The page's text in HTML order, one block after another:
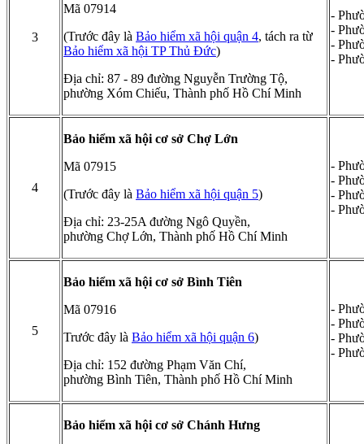
3
Mã 07914
(Trước đây là Bảo hiểm xã hội quận 4, tách ra từ
Bảo hiểm xã hội TP Thủ Đức)
Địa chỉ: 87 - 89 đường Nguyễn Trường Tộ,
phường Xóm Chiếu, Thành phố Hồ Chí Minh
-
-
-
-
4
Bảo hiểm xã hội cơ sở Chợ Lớn
Mã 07915
(Trước đây là Bảo hiểm xã hội quận 5)
Địa chỉ: 23-25A đường Ngô Quyền,
phường Chợ Lớn, Thành phố Hồ Chí Minh
-
-
-
-
5
Bảo hiểm xã hội cơ sở Bình Tiên
Mã 07916
Trước đây là Bảo hiểm xã hội quận 6)
Địa chỉ: 152 đường Phạm Văn Chí,
phường Bình Tiên, Thành phố Hồ Chí Minh
-
-
-
-
Bảo hiểm xã hội cơ sở Chánh Hưng